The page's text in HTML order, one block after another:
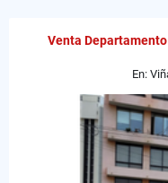
Venta
En: